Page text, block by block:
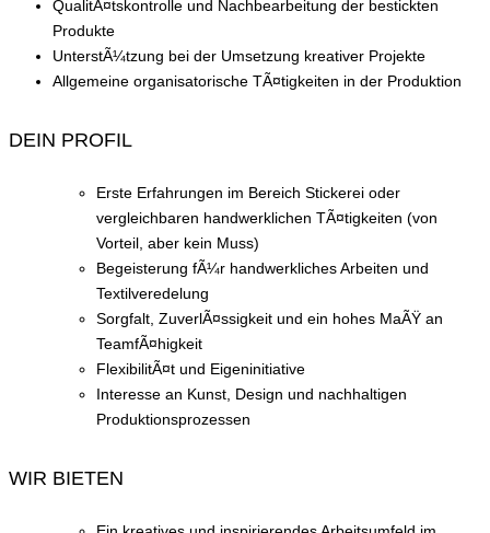
QualitÃ¤tskontrolle und Nachbearbeitung der bestickten
Produkte
UnterstÃ¼tzung bei der Umsetzung kreativer Projekte
Allgemeine organisatorische TÃ¤tigkeiten in der Produktion
DEIN PROFIL
Erste Erfahrungen im Bereich Stickerei oder
vergleichbaren handwerklichen TÃ¤tigkeiten (von
Vorteil, aber kein Muss)
Begeisterung fÃ¼r handwerkliches Arbeiten und
Textilveredelung
Sorgfalt, ZuverlÃ¤ssigkeit und ein hohes MaÃŸ an
TeamfÃ¤higkeit
FlexibilitÃ¤t und Eigeninitiative
Interesse an Kunst, Design und nachhaltigen
Produktionsprozessen
WIR BIETEN